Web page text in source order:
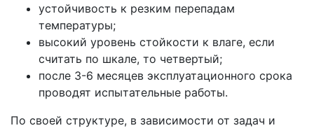
устойчивость к резким перепадам
температуры;
высокий уровень стойкости к влаге, если
считать по шкале, то четвертый;
после 3-6 месяцев эксплуатационного срока
проводят испытательные работы.
По своей структуре, в зависимости от задач и